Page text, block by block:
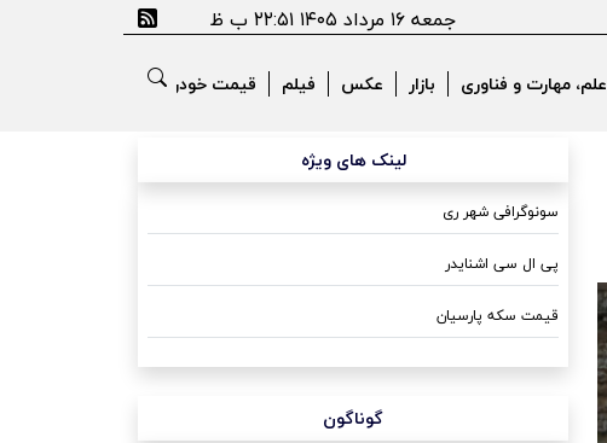
جمعه ۱۶ مرداد ۱۴۰۵ ۲۲:۵۱ ب ظ
علم، مهارت و فناوری بازار عکس فیلم قیمت خودرو
لینک های ویژه
سونوگرافی شهر ری
پی ال سی اشنایدر
قیمت سکه پارسیان
گوناگون